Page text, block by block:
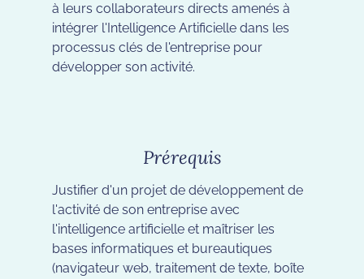
à leurs collaborateurs directs amenés à
intégrer l'Intelligence Artificielle dans les
processus clés de l'entreprise pour
développer son activité.
Prérequis
Justifier d'un projet de développement de
l'activité de son entreprise avec
l'intelligence artificielle et maîtriser les
bases informatiques et bureautiques
(navigateur web, traitement de texte, boîte